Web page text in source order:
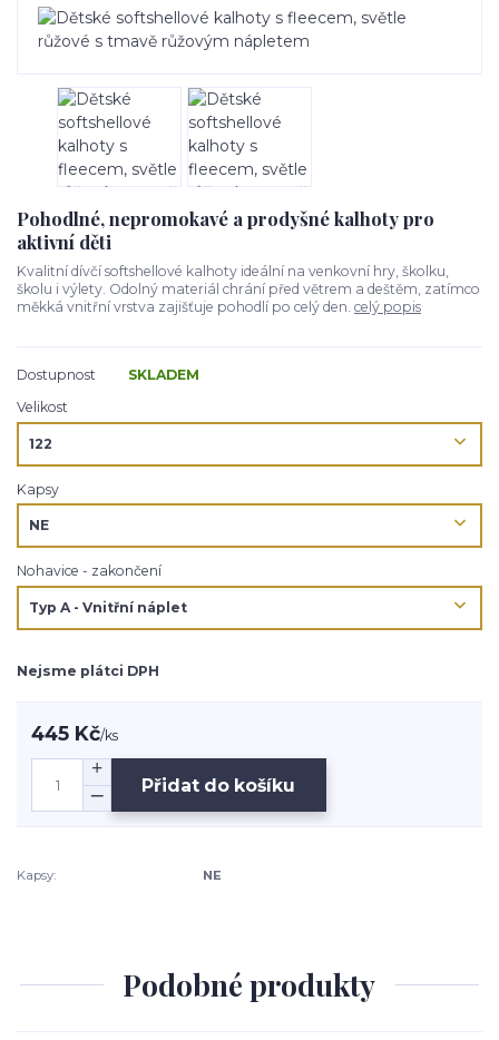
Pohodlné, nepromokavé a prodyšné kalhoty pro
aktivní děti
Kvalitní dívčí softshellové kalhoty ideální na venkovní hry, školku,
školu i výlety. Odolný materiál chrání před větrem a deštěm, zatímco
měkká vnitřní vrstva zajišťuje pohodlí po celý den. celý popis
Dostupnost
SKLADEM
Velikost
Kapsy
Nohavice - zakončení
Nejsme plátci DPH
445 Kč/ks
Přidat do košíku
Kapsy: NE
Podobné produkty